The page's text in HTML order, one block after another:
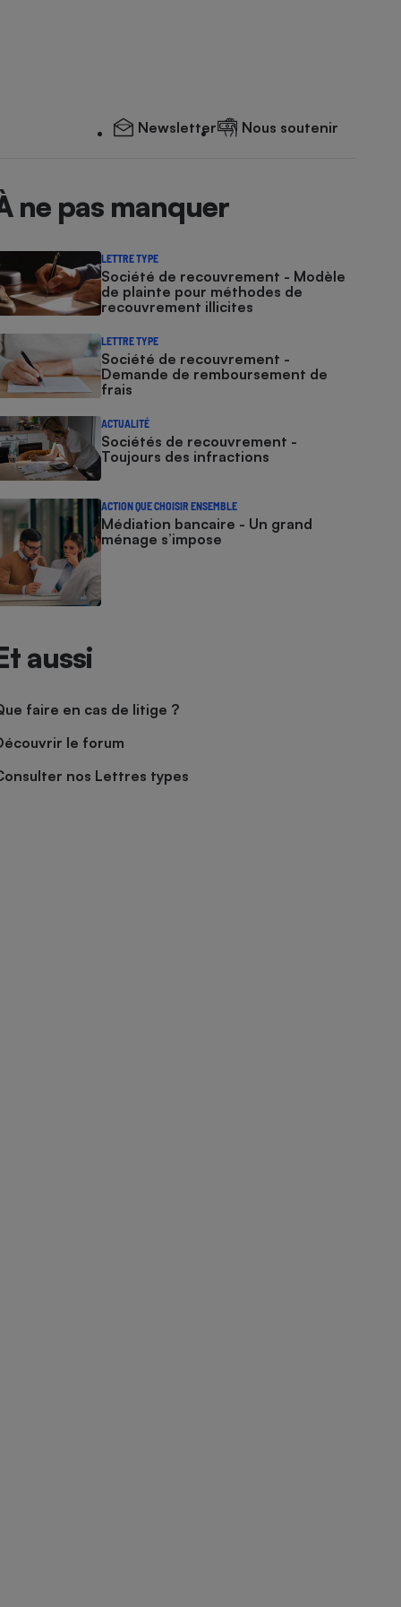
Newsletter Nous soutenir
ne pas manquer
LETTRE TYPE
Société de recouvrement - Modèle
de plainte pour méthodes de
recouvrement illicites
LETTRE TYPE
Société de recouvrement -
Demande de remboursement de
frais
ACTUALITÉ
Sociétés de recouvrement -
Toujours des infractions
ACTION QUE CHOISIR ENSEMBLE
Médiation bancaire - Un grand
ménage s’impose
aussi
faire en cas de litige ?
le forum
nos Lettres types